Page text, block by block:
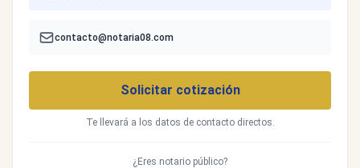
contacto@notaria08.com
Solicitar cotización
Te llevará a los datos de contacto directos.
¿Eres notario público?